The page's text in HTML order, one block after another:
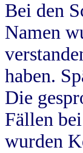
Bei den
Namen
haben.
Die
Fällen
wurden